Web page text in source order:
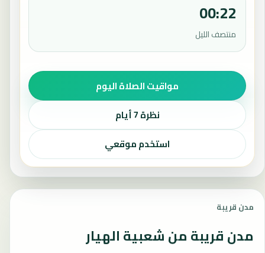
00:22
منتصف الليل
مواقيت الصلاة اليوم
نظرة 7 أيام
استخدم موقعي
مدن قريبة
مدن قريبة من شعبية الهيار